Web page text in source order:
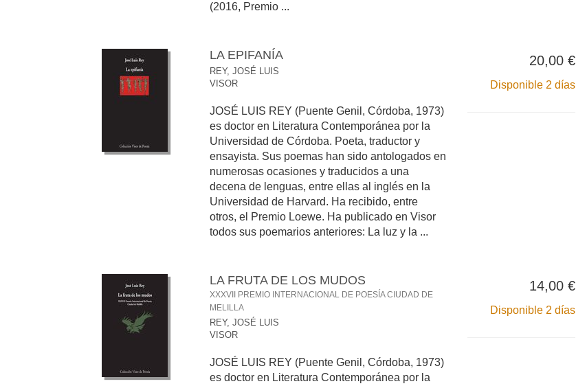
(2016, Premio ...
LA EPIFANÍA
REY, JOSÉ LUIS
VISOR
JOSÉ LUIS REY (Puente Genil, Córdoba, 1973)
es doctor en Literatura Contemporánea por la
Universidad de Córdoba. Poeta, traductor y
ensayista. Sus poemas han sido antologados en
numerosas ocasiones y traducidos a una
decena de lenguas, entre ellas al inglés en la
Universidad de Harvard. Ha recibido, entre
otros, el Premio Loewe. Ha publicado en Visor
todos sus poemarios anteriores: La luz y la ...
20,00 €
Disponible 2 días
LA FRUTA DE LOS MUDOS
XXXVII PREMIO INTERNACIONAL DE POESÍA CIUDAD DE
MELILLA
REY, JOSÉ LUIS
VISOR
JOSÉ LUIS REY (Puente Genil, Córdoba, 1973)
es doctor en Literatura Contemporánea por la
14,00 €
Disponible 2 días